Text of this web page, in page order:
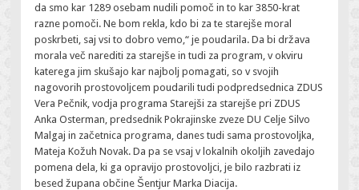
da smo kar 1289 osebam nudili pomoč in to kar 3850-krat
razne pomoči. Ne bom rekla, kdo bi za te starejše moral
poskrbeti, saj vsi to dobro vemo,“ je poudarila. Da bi država
morala več narediti za starejše in tudi za program, v okviru
katerega jim skušajo kar najbolj pomagati, so v svojih
nagovorih prostovoljcem poudarili tudi podpredsednica ZDUS
Vera Pečnik, vodja programa Starejši za starejše pri ZDUS
Anka Osterman, predsednik Pokrajinske zveze DU Celje Silvo
Malgaj in začetnica programa, danes tudi sama prostovoljka,
Mateja Kožuh Novak. Da pa se vsaj v lokalnih okoljih zavedajo
pomena dela, ki ga opravijo prostovoljci, je bilo razbrati iz
besed župana občine Šentjur Marka Diacija.